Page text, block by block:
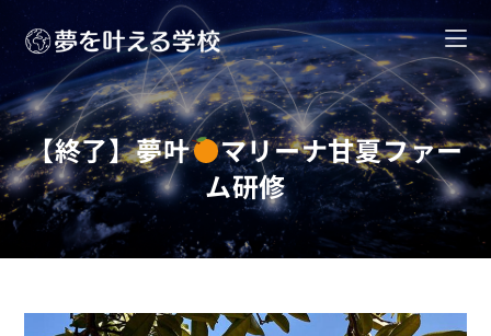
【終了】夢叶
マリーナ甘夏ファー
ム研修